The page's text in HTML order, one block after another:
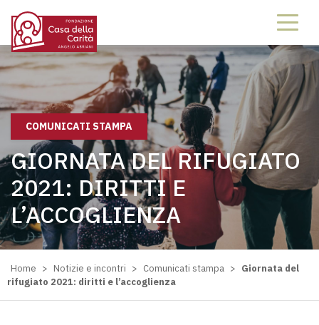
COMUNICATI STAMPA
GIORNATA DEL RIFUGIATO
2021: DIRITTI E
L’ACCOGLIENZA
Home > Notizie e incontri > Comunicati stampa > Giornata del
rifugiato 2021: diritti e l’accoglienza